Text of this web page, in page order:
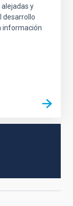
y
desarrollo
información